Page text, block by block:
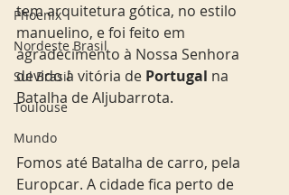
Phoenix
Nordeste Brasil
Sul Brasil
Toulouse
Mundo
tem arquitetura gótica, no estilo
manuelino, e foi feito em
agradecimento à Nossa Senhora
devido à vitória de Portugal na
Batalha de Aljubarrota.
Fomos até Batalha de carro, pela
Europcar. A cidade fica perto de